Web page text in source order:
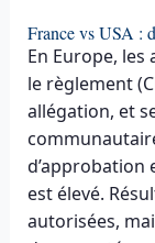
France vs USA :
En Europe,
le règlement
allégation, et
d’approbation
est élevé.
autorisées,